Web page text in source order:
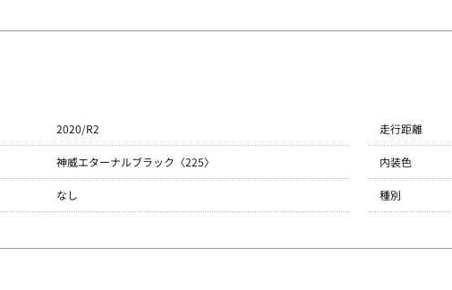
コンプリートカー
FLOW
2020/R2 走行距離
神威エターナルブラック〈225〉 内装色
なし 種別